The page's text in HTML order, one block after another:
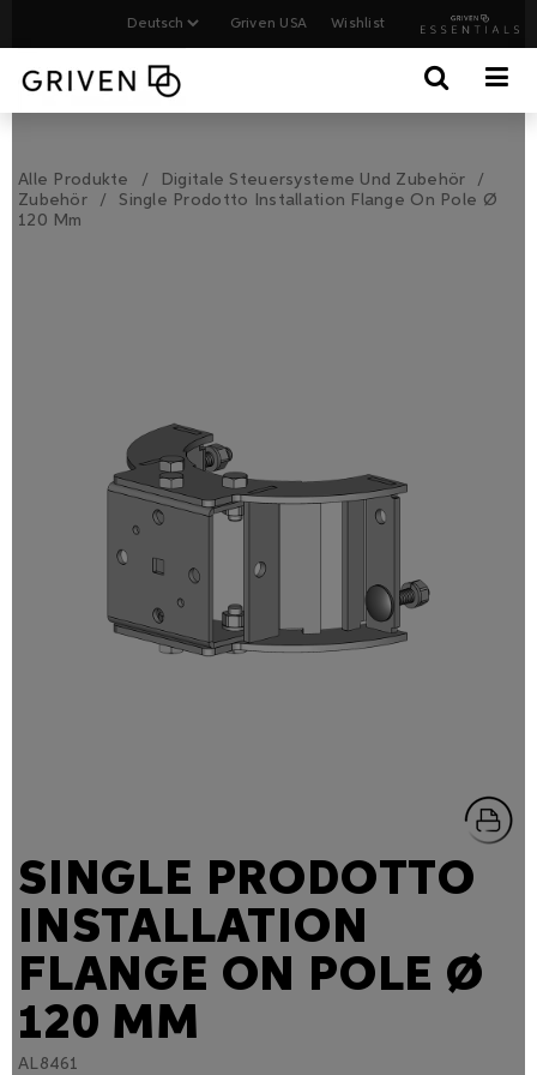
Griven USA Wishlist
Alle Produkte
Digitale Steuersysteme Und Zubehör
Zubehör
Single Prodotto Installation Flange On Pole Ø
120 Mm
SINGLE PRODOTTO
INSTALLATION
FLANGE ON POLE Ø
120 MM
AL8461